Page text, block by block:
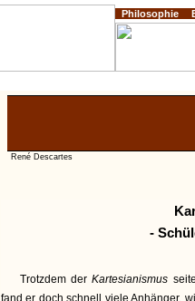
Philosophie
René Descartes
-
Trotzdem derKartesianismus
fand er doch schnell viele Anhänger,